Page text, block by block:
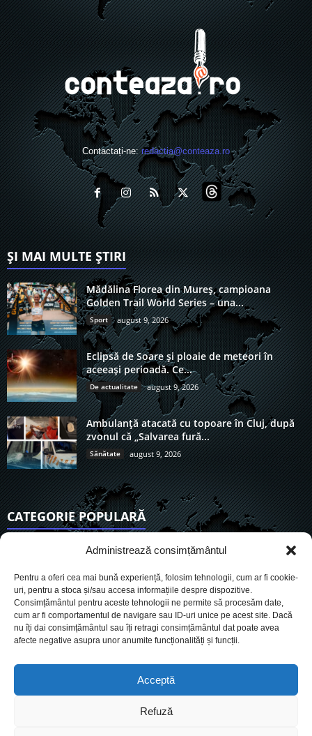
Administrează consimțământul
Pentru a oferi cea mai bună experiență, folosim tehnologii, cum ar fi cookie-
uri, pentru a stoca și/sau accesa informațiile despre dispozitive.
Consimțământul pentru aceste tehnologii ne permite să procesăm date,
cum ar fi comportamentul de navigare sau ID-uri unice pe acest site. Dacă
nu îți dai consimțământul sau îți retragi consimțământul dat poate avea
afecte negative asupra unor anumite funcționalități și funcții.
Acceptă
Refuză
Contactați-ne:redactia@conteaza.ro
ȘI MAI MULTE ȘTIRI
Mădălina Florea din Mureș, campioana
Golden Trail World Series – una...
Sport august 9, 2026
Eclipsă de Soare și ploaie de meteori în
aceeași perioadă. Ce...
De actualitate august 9, 2026
Ambulanță atacată cu topoare în Cluj, după
zvonul că „Salvarea fură...
Sănătate august 9, 2026
CATEGORIE POPULARĂ
6931
Social
Politic
Economie
566